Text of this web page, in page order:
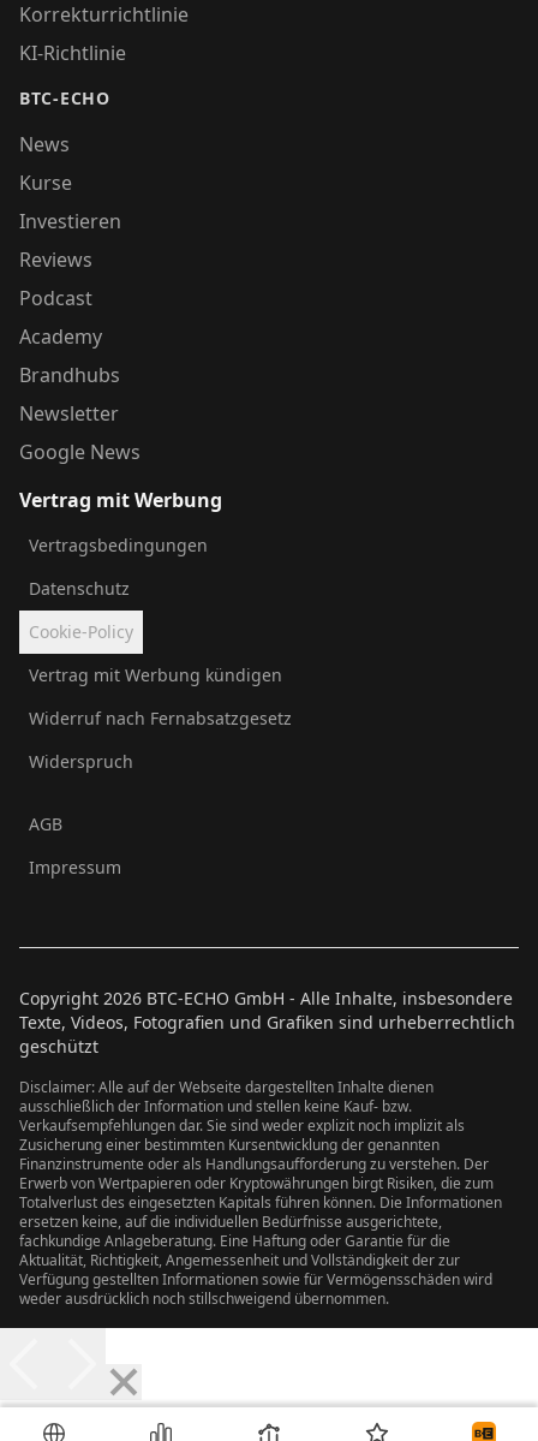
Korrekturrichtlinie
KI-Richtlinie
BTC-ECHO
News
Kurse
Investieren
Reviews
Podcast
Academy
Brandhubs
Newsletter
Google News
Vertrag mit Werbung
Vertragsbedingungen
Datenschutz
Cookie-Policy
Vertrag mit Werbung kündigen
Widerruf nach Fernabsatzgesetz
Widerspruch
AGB
Impressum
Copyright 2026 BTC-ECHO GmbH - Alle Inhalte, insbesondere
Texte, Videos, Fotografien und Grafiken sind urheberrechtlich
geschützt
Disclaimer: Alle auf der Webseite dargestellten Inhalte dienen
ausschließlich der Information und stellen keine Kauf- bzw.
Verkaufsempfehlungen dar. Sie sind weder explizit noch implizit als
Zusicherung einer bestimmten Kursentwicklung der genannten
Finanzinstrumente oder als Handlungsaufforderung zu verstehen. Der
Erwerb von Wertpapieren oder Kryptowährungen birgt Risiken, die zum
Totalverlust des eingesetzten Kapitals führen können. Die Informationen
ersetzen keine, auf die individuellen Bedürfnisse ausgerichtete,
fachkundige Anlageberatung. Eine Haftung oder Garantie für die
Aktualität, Richtigkeit, Angemessenheit und Vollständigkeit der zur
Verfügung gestellten Informationen sowie für Vermögensschäden wird
weder ausdrücklich noch stillschweigend übernommen.